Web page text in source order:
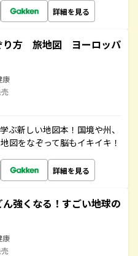
詳細を見る
り方 旅地図 ヨーロッパ
康
ぶ新しい地図本！国境や州、
図をなぞって脳もイキイキ！
詳細を見る
強くなる！すごい地球の
康